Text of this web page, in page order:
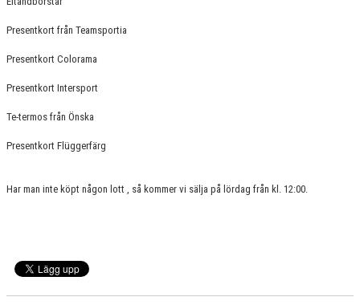
Presentkort från Teamsportia
Presentkort Colorama
Presentkort Intersport
Te-termos från Önska
Presentkort Flüggerfärg
Har man inte köpt någon lott , så kommer vi sälja på lördag från kl. 12:00.